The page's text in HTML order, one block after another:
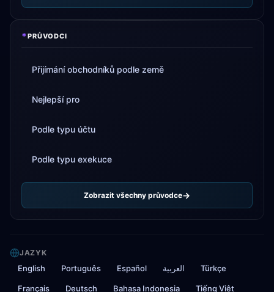
*PRŮVODCI
Přijímání obchodníků podle země
Nejlepší pro
Podle typu účtu
Podle typu exekuce
Zobrazit všechny průvodce
JAZYK
English Português Español العربية Türkçe
Français Deutsch Bahasa Indonesia Tiếng Việt